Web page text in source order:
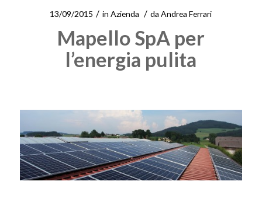
13/09/2015 / inAzienda / daAndrea Ferrari
Mapello SpA per
l’energia pulita